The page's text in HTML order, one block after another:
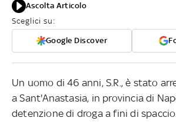
Ascolta Articolo
Sceglici su:
Google Discover
Un uomo di 46 anni, S.R., è stato
a Sant'Anastasia, in provincia di
detenzione di droga a fini di spaccio.